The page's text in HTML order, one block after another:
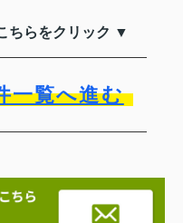
ちらをクリック ▼
一覧へ進む